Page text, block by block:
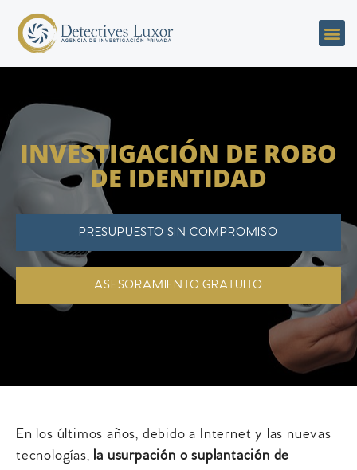
INVESTIGACIÓN DE ROBO
DE IDENTIDAD
PRESUPUESTO SIN COMPROMISO
ASESORAMIENTO GRATUITO
En los últimos años, debido a Internet y las nuevas
tecnologías, la usurpación o suplantación de